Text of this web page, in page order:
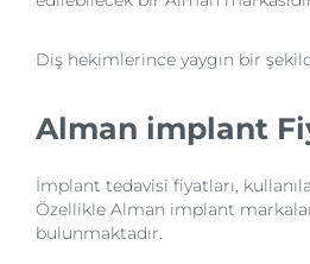
Diş hekimlerince yaygın bir
Alman implant
İmplant tedavisi fiyatları,
Özellikle Alman implant
bulunmaktadır.